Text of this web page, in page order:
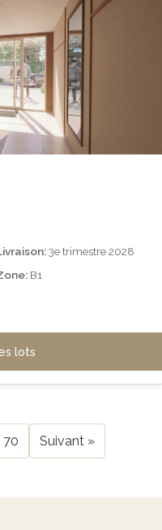
3e trimestre 2028
B1
lots
70 Suivant »